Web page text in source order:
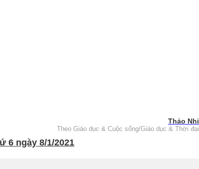
Thảo Nhi
Theo Giáo dục & Cuộc sống/Giáo dục & Thời đại
6 ngày 8/1/2021